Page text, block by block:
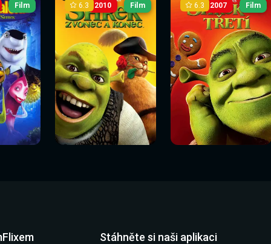
Film 2010
Sledovat
nyní
6.3 Film
Sledovat nyní
2007
Sledovat
nyní
6.3 Film
Sledovat nyní
Stáhněte si naši aplikaci